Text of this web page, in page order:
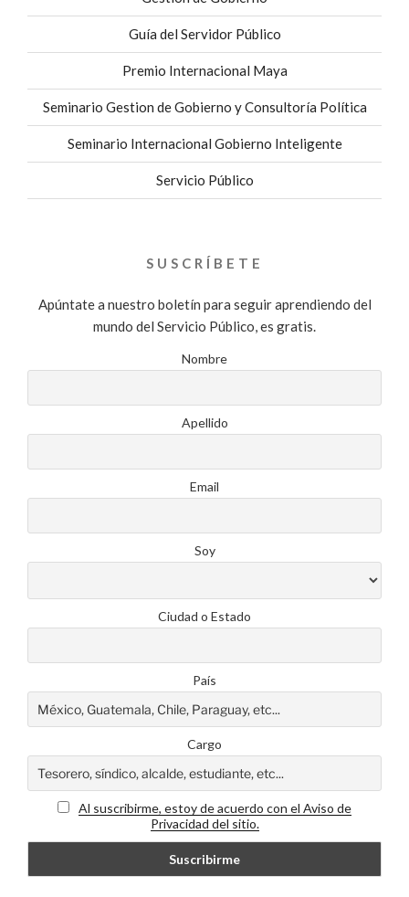
Guía del Servidor Público
Premio Internacional Maya
Seminario Gestion de Gobierno y Consultoría Política
Seminario Internacional Gobierno Inteligente
Servicio Público
SUSCRÍBETE
Apúntate a nuestro boletín para seguir aprendiendo del
mundo del Servicio Público, es gratis.
Nombre
Apellido
Email
Soy
Ciudad o Estado
País
Cargo
Al suscribirme, estoy de acuerdo con el Aviso de
Privacidad del sitio.